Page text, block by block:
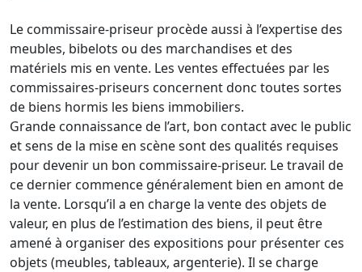
Le commissaire-priseur procède aussi à l’expertise des
meubles, bibelots ou des marchandises et des
matériels mis en vente. Les ventes effectuées par les
commissaires-priseurs concernent donc toutes sortes
de biens hormis les biens immobiliers.
Grande connaissance de l’art, bon contact avec le public
et sens de la mise en scène sont des qualités requises
pour devenir un bon commissaire-priseur. Le travail de
ce dernier commence généralement bien en amont de
la vente. Lorsqu’il a en charge la vente des objets de
valeur, en plus de l’estimation des biens, il peut être
amené à organiser des expositions pour présenter ces
objets (meubles, tableaux, argenterie). Il se charge